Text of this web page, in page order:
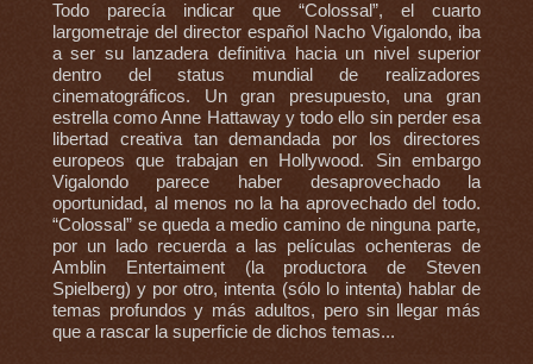
Todo parecía indicar que “Colossal”, el cuarto
largometraje del director español Nacho Vigalondo, iba
a ser su lanzadera definitiva hacia un nivel superior
dentro del status mundial de realizadores
cinematográficos. Un gran presupuesto, una gran
estrella como Anne Hattaway y todo ello sin perder esa
libertad creativa tan demandada por los directores
europeos que trabajan en Hollywood. Sin embargo
Vigalondo parece haber desaprovechado la
oportunidad, al menos no la ha aprovechado del todo.
“Colossal” se queda a medio camino de ninguna parte,
por un lado recuerda a las películas ochenteras de
Amblin Entertaiment (la productora de Steven
Spielberg) y por otro, intenta (sólo lo intenta) hablar de
temas profundos y más adultos, pero sin llegar más
que a rascar la superficie de dichos temas...